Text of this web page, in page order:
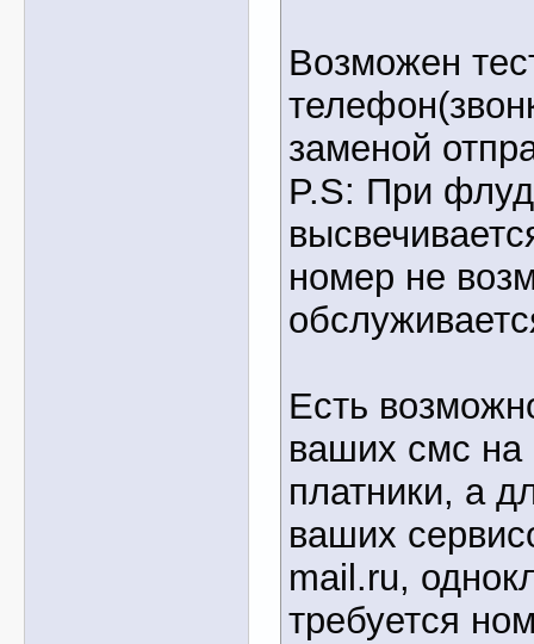
Возможен
заменой
P.S: При
номер не
Есть
ваших смс
платники, а
ваших
mail.ru,
требуется